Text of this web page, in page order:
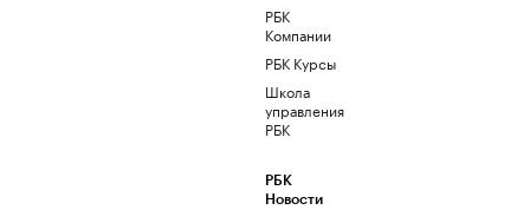
РБК
Компании
РБК Курсы
Школа
управления
РБК
РБК
Новости